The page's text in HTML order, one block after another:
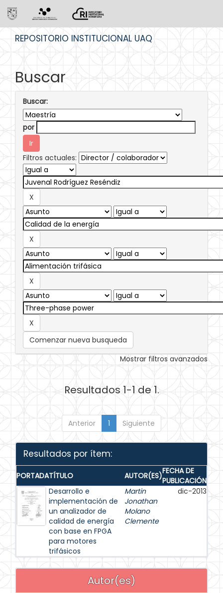
REPOSITORIO INSTITUCIONAL UAQ
Buscar
Buscar:
por
Filtros actuales:
Comenzar nueva busqueda
Mostrar filtros avanzados
Resultados 1-1 de 1.
Anterior 1 Siguiente
Resultados por ítem:
PORTADATÍTULO AUTOR(ES)FECHA DE
PUBLICACIÓN
Desarrollo e
implementación de
un analizador de
calidad de energía
con base en FPGA
para motores
trifásicos
Martin
Jonathan
Molano
Clemente
dic-2013
Autor(es)